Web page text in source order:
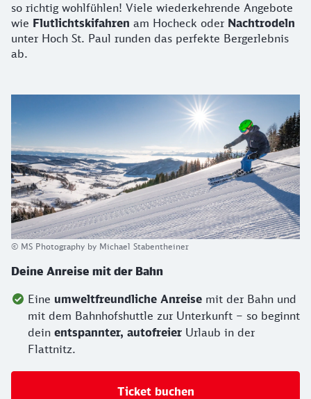
so richtig wohlfühlen! Viele wiederkehrende Angebote
wie Flutlichtskifahren am Hocheck oder Nachtrodeln
unter Hoch St. Paul runden das perfekte Bergerlebnis
ab.
© MS Photography by Michael Stabentheiner
Deine Anreise mit der Bahn
Eine umweltfreundliche Anreise mit der Bahn und
mit dem Bahnhofshuttle zur Unterkunft – so beginnt
dein entspannter, autofreier Urlaub in der
Flattnitz.
Ticket buchen